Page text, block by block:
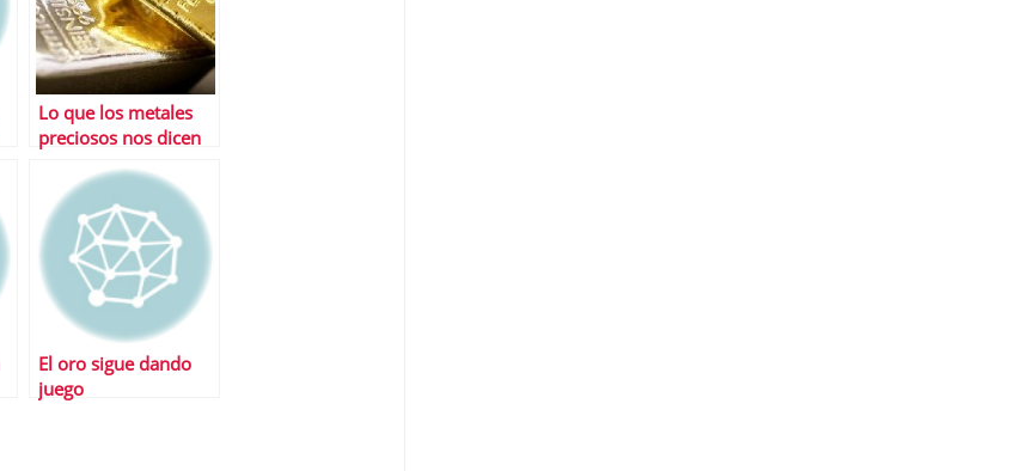
Lo que los metales
preciosos nos dicen
El oro sigue dando
juego